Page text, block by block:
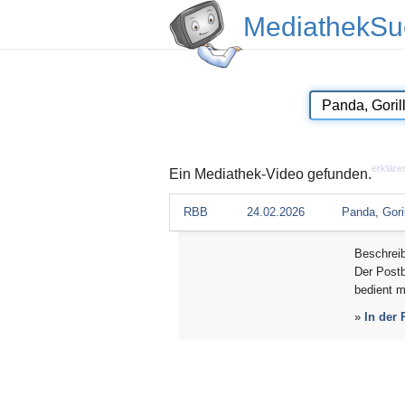
Ein Mediathek-Video gefunden.
RBB 24.02.2026 Panda,
Der
bedient
» In der